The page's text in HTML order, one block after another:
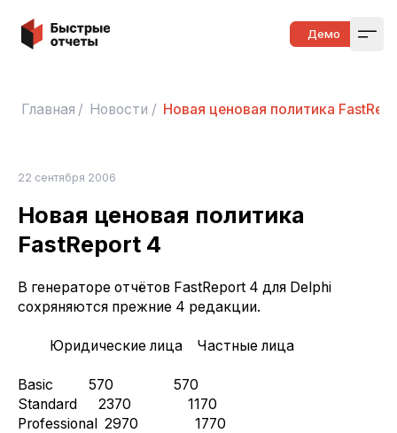
Быстрые отчеты Демо
Главная / Новости / Новая ценовая политика
22 сентября 2006
Новая ценовая политика
FastReport 4
В генераторе отчётов FastReport 4 для Delphi
сохряняются прежние 4 редакции.
Юридические лица Частные лица
Basic 570 570
Standard 2370 1170
Professional 2970 1770